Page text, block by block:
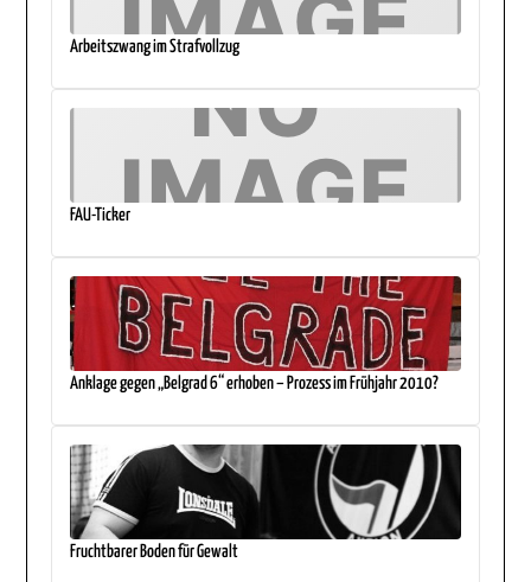
Arbeitszwang im Strafvollzug
FAU-Ticker
Anklage gegen „Belgrad 6“ erhoben – Prozess im Frühjahr 2010?
Fruchtbarer Boden für Gewalt